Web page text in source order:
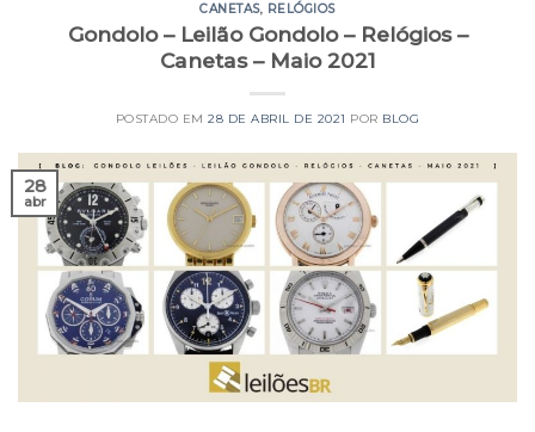
CANETAS, RELÓGIOS
Gondolo – Leilão Gondolo – Relógios –
Canetas – Maio 2021
POSTADO EM28 DE ABRIL DE 2021 POR BLOG
28
abr